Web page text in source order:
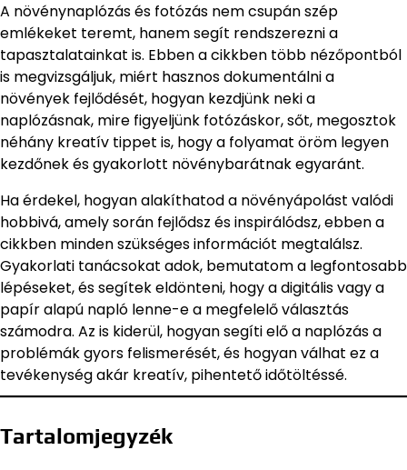
A növénynaplózás és fotózás nem csupán szép
emlékeket teremt, hanem segít rendszerezni a
tapasztalatainkat is. Ebben a cikkben több nézőpontból
is megvizsgáljuk, miért hasznos dokumentálni a
növények fejlődését, hogyan kezdjünk neki a
naplózásnak, mire figyeljünk fotózáskor, sőt, megosztok
néhány kreatív tippet is, hogy a folyamat öröm legyen
kezdőnek és gyakorlott növénybarátnak egyaránt.
Ha érdekel, hogyan alakíthatod a növényápolást valódi
hobbivá, amely során fejlődsz és inspirálódsz, ebben a
cikkben minden szükséges információt megtalálsz.
Gyakorlati tanácsokat adok, bemutatom a legfontosabb
lépéseket, és segítek eldönteni, hogy a digitális vagy a
papír alapú napló lenne-e a megfelelő választás
számodra. Az is kiderül, hogyan segíti elő a naplózás a
problémák gyors felismerését, és hogyan válhat ez a
tevékenység akár kreatív, pihentető időtöltéssé.
Tartalomjegyzék